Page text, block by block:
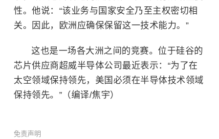
性。他说：“该业务与国家安全乃至主权密切相
关。因此，欧洲应确保保留这一技术能力。”
这也是一场各大洲之间的竞赛。位于硅谷的
芯片供应商超威半导体公司最近表示：“为了在
太空领域保持领先，美国必须在半导体技术领域
保持领先。”（编译/焦宇）
免责声明